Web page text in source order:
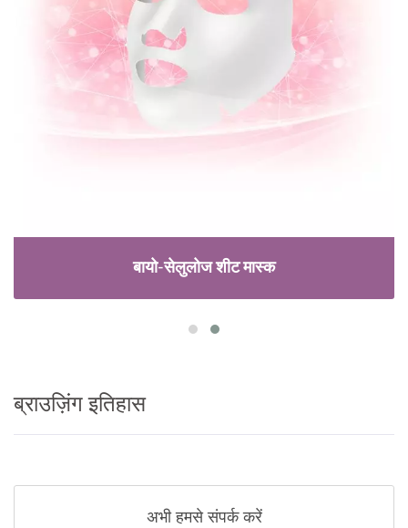
बायो-सेलुलोज शीट मास्क
ब्राउज़िंग इतिहास
अभी हमसे संपर्क करें